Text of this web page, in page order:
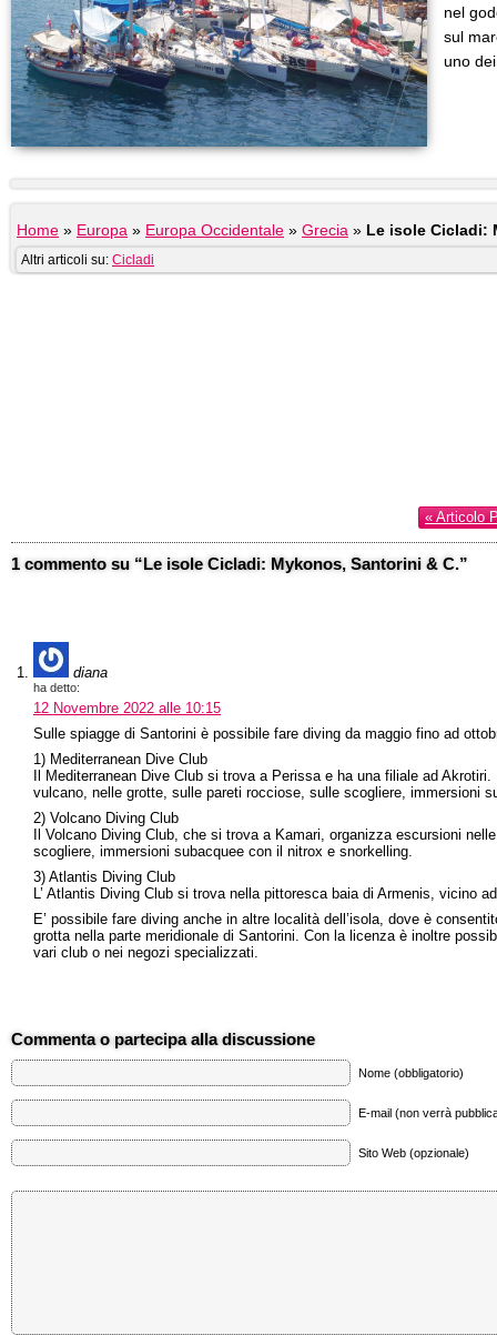
nel
sul
uno
Home » Europa » Europa Occidentale » Grecia » Le isole Cicladi:
Altri articoli su: Cicladi
« Articolo
1 commento su “Le isole Cicladi: Mykonos, Santorini & C.”
diana
ha detto:
12 Novembre 2022 alle 10:15
Sulle spiagge di Santorini è possibile fare diving da maggio fino ad
1) Mediterranean Dive Club
Il Mediterranean Dive Club si trova a Perissa e ha una filiale ad
vulcano, nelle grotte, sulle pareti rocciose, sulle scogliere, immersioni
2) Volcano Diving Club
Il Volcano Diving Club, che si trova a Kamari, organizza escursioni
scogliere, immersioni subacquee con il nitrox e snorkelling.
3) Atlantis Diving Club
L’ Atlantis Diving Club si trova nella pittoresca baia di Armenis, vicino
E’ possibile fare diving anche in altre località dell’isola, dove è
grotta nella parte meridionale di Santorini. Con la licenza è inoltre
vari club o nei negozi specializzati.
Commenta o partecipa alla discussione
Nome (obbligatorio)
E-mail (non verrà
Sito Web (opzionale)